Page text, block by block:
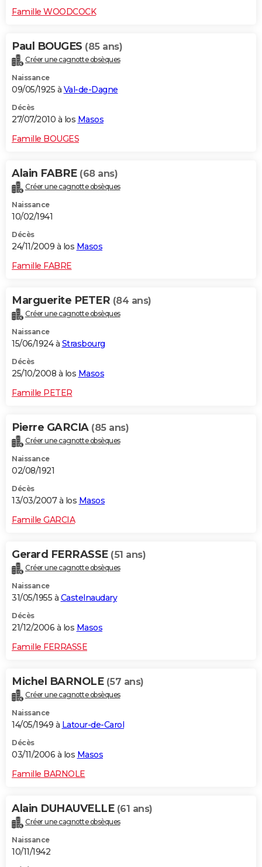
Famille WOODCOCK
Paul BOUGES (85 ans)
Créer une cagnotte obsèques
Naissance
09/05/1925 à Val-de-Dagne
Décès
27/07/2010 à los Masos
Famille BOUGES
Alain FABRE (68 ans)
Créer une cagnotte obsèques
Naissance
10/02/1941
Décès
24/11/2009 à los Masos
Famille FABRE
Marguerite PETER (84 ans)
Créer une cagnotte obsèques
Naissance
15/06/1924 à Strasbourg
Décès
25/10/2008 à los Masos
Famille PETER
Pierre GARCIA (85 ans)
Créer une cagnotte obsèques
Naissance
02/08/1921
Décès
13/03/2007 à los Masos
Famille GARCIA
Gerard FERRASSE (51 ans)
Créer une cagnotte obsèques
Naissance
31/05/1955 à Castelnaudary
Décès
21/12/2006 à los Masos
Famille FERRASSE
Michel BARNOLE (57 ans)
Créer une cagnotte obsèques
Naissance
14/05/1949 à Latour-de-Carol
Décès
03/11/2006 à los Masos
Famille BARNOLE
Alain DUHAUVELLE (61 ans)
Créer une cagnotte obsèques
Naissance
10/11/1942